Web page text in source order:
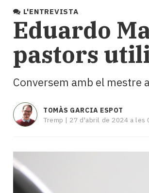
i
turisme
Cultura
Esports
Mai
tant!
i
El
temps
Enquestes
A
escena!
Dis
L'ENTREVISTA
Eduardo
pastors
Conversem amb el mestre
TOMÀS GARCIA ESPOT
Tremp | 27 d'abril de 2024 a les